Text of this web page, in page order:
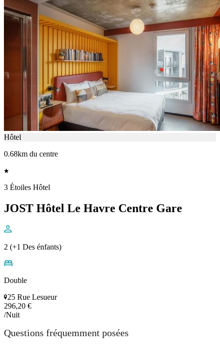
Hôtel
0.68km du centre
3 Étoiles Hôtel
JOST Hôtel Le Havre Centre Gare
2 (+1 Des énfants)
Double
25 Rue Lesueur
296,20 €
/Nuit
Questions fréquemment posées